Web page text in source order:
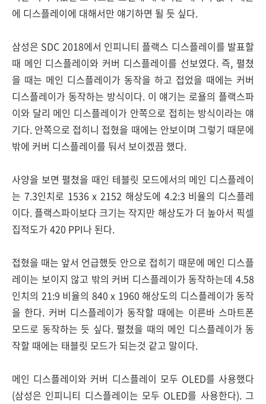
에 디스플레이에 대해서만 얘기하면 될 듯 싶다.
삼성은 SDC 2018에서 인피니티 플랙스 디스플레이를 발표할
때 메인 디스플레이와 커버 디스플레이를 선보였다. 즉, 펼쳤
을 때는 메인 디스플레이가 동작을 하고 접었을 때에는 커버
디스플레이가 동작하는 방식이다. 이 얘기는 로욜의 플랙스파
이와 달리 메인 디스플레이가 안쪽으로 접히는 방식이라는 얘
기다. 안쪽으로 접히니 접혔을 때에는 안보이며 그렇기 때문에
밖에 커버 디스플레이를 둬서 보이겠끔 했다.
사양을 보면 펼쳤을 때인 테블릿 모드에서의 메인 디스플레이
는 7.3인치로 1536 x 2152 해상도에 4.2:3 비율의 디스플레
이다. 플랙스파이보다 크기는 작지만 해상도가 더 높아서 픽셀
집적도가 420 PPI나 된다.
접혔을 때는 앞서 언급했듯 안으로 접히기 때문에 메인 디스플
레이는 보이지 않고 밖의 커버 디스플레이가 동작하는데 4.58
인치의 21:9 비율의 840 x 1960 해상도의 디스플레이가 동작
을 한다. 커버 디스플레이가 동작할 때에는 이른바 스마트폰
모드로 동작하는 듯 싶다. 펼쳤을 때의 메인 디스플레이가 동
작할 때에는 태블릿 모드가 되는것 같고 말이다.
메인 디스플레이와 커버 디스플레이 모두 OLED를 사용했다
(삼성은 인피니티 디스플레이는 모두 OLED를 사용한다). 그